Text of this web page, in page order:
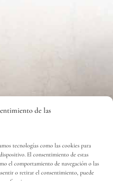
de las
tecnologías como las cookies para
El consentimiento de estas
el comportamiento de navegación o las
o retirar el consentimiento, puede
y Delicias S.L.